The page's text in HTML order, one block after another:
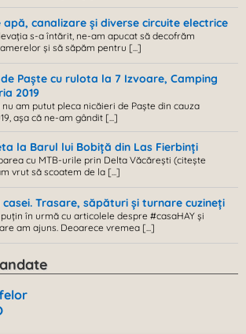
apă, canalizare și diverse circuite electrice
s-a întărit, ne-am apucat să decofrăm
și să săpăm pentru [...]
Paște cu rulota la 7 Izvoare, Camping
2019
nu am putut pleca nicăieri de Paște din cauza
așa că ne-am gândit [...]
la Barul lui Bobiță din Las Fierbinți
cu MTB-urile prin Delta Văcărești (citește
vrut să scoatem de la [...]
casei. Trasare, săpături și turnare cuzineți
în urmă cu articolele despre #casaHAY și
am ajuns. Deoarece vremea [...]